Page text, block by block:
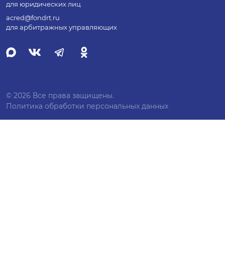
для юридических лиц
acred@fondrt.ru
для арбитражных управляющих
© 2026 Все права защищены.
Политика обработки персональных данных